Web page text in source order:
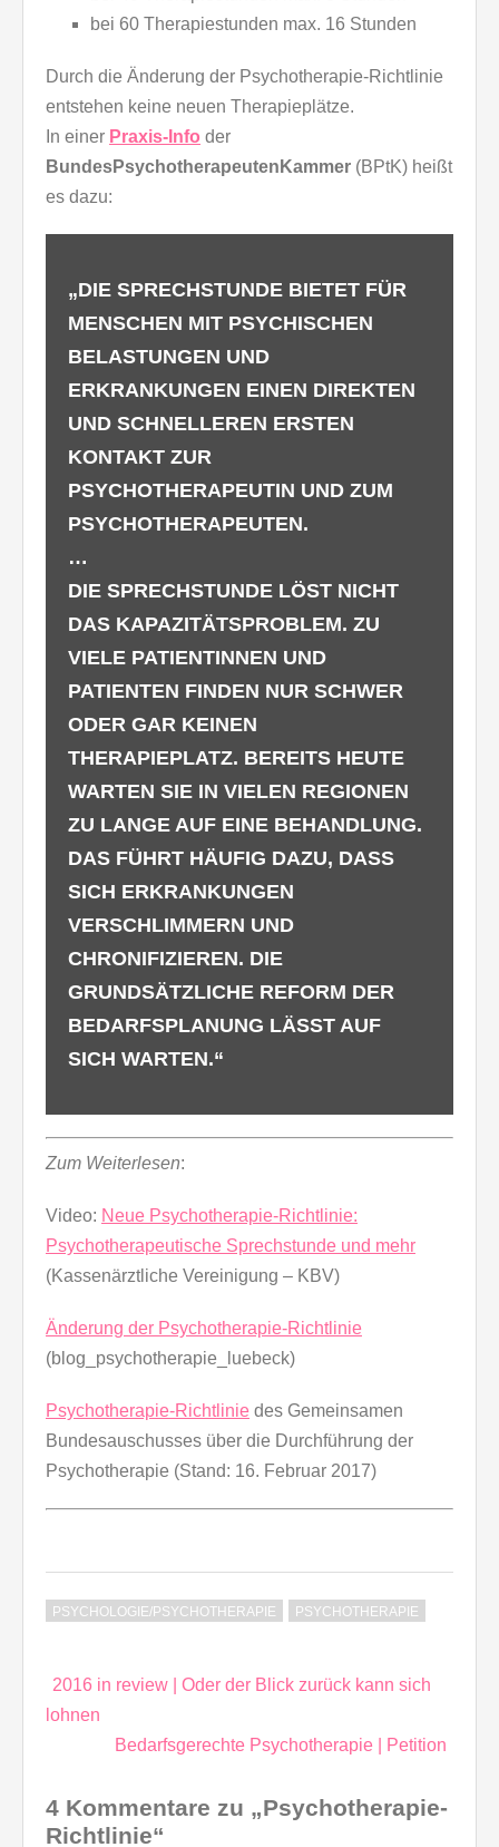
bei 60 Therapiestunden max. 16 Stunden
Durch die Änderung der Psychotherapie-Richtlinie
entstehen keine neuen Therapieplätze.
In einer Praxis-Info der
BundesPsychotherapeutenKammer (BPtK) heißt
es dazu:
„DIE SPRECHSTUNDE BIETET FÜR
MENSCHEN MIT PSYCHISCHEN
BELASTUNGEN UND
ERKRANKUNGEN EINEN DIREKTEN
UND SCHNELLEREN ERSTEN
KONTAKT ZUR
PSYCHOTHERAPEUTIN UND ZUM
PSYCHOTHERAPEUTEN.
…
DIE SPRECHSTUNDE LÖST NICHT
DAS KAPAZITÄTSPROBLEM. ZU
VIELE PATIENTINNEN UND
PATIENTEN FINDEN NUR SCHWER
ODER GAR KEINEN
THERAPIEPLATZ. BEREITS HEUTE
WARTEN SIE IN VIELEN REGIONEN
ZU LANGE AUF EINE BEHANDLUNG.
DAS FÜHRT HÄUFIG DAZU, DASS
SICH ERKRANKUNGEN
VERSCHLIMMERN UND
CHRONIFIZIEREN. DIE
GRUNDSÄTZLICHE REFORM DER
BEDARFSPLANUNG LÄSST AUF
SICH WARTEN.“
Zum Weiterlesen:
Video: Neue Psychotherapie-Richtlinie:
Psychotherapeutische Sprechstunde und mehr
(Kassenärztliche Vereinigung – KBV)
Änderung der Psychotherapie-Richtlinie
(blog_psychotherapie_luebeck)
Psychotherapie-Richtlinie des Gemeinsamen
Bundesauschusses über die Durchführung der
Psychotherapie (Stand: 16. Februar 2017)
PSYCHOLOGIE/PSYCHOTHERAPIE PSYCHOTHERAPIE
Beitragsnavigation
2016 in review | Oder der Blick zurück kann sich
lohnen
Bedarfsgerechte Psychotherapie | Petition
4 Kommentare zu „Psychotherapie-
Richtlinie“